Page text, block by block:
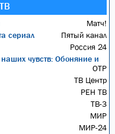
Матч!
сериал Пятый канал
Россия 24
чувств: Обоняние и
ОТР
ТВ Центр
РЕН ТВ
ТВ-3
МИР
МИР-24